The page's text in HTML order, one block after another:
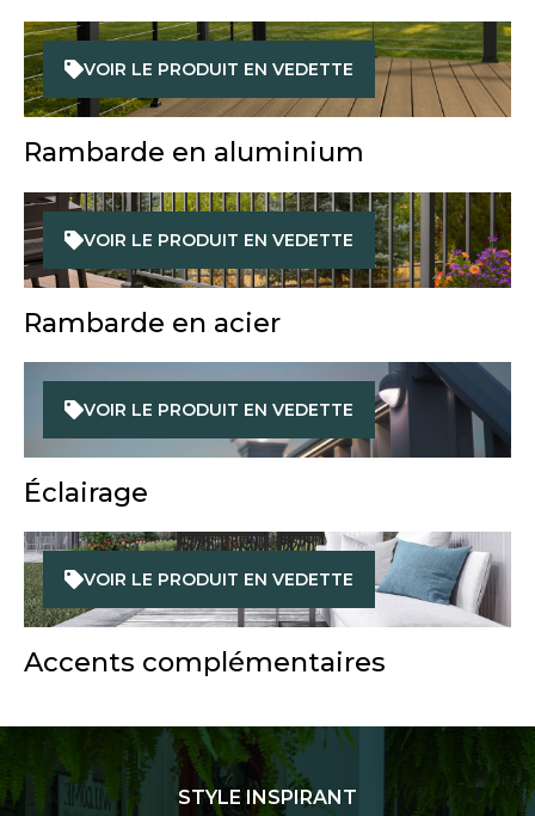
VOIR LE PRODUIT EN VEDETTE
Rambarde en aluminium
VOIR LE PRODUIT EN VEDETTE
Rambarde en acier
VOIR LE PRODUIT EN VEDETTE
Éclairage
VOIR LE PRODUIT EN VEDETTE
Accents complémentaires
STYLE INSPIRANT